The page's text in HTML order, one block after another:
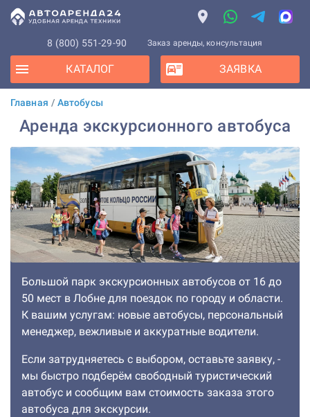
8 (800) 551-29-90 Заказ аренды, консультация
КАТАЛОГ ЗАЯВКА
Главная / Автобусы
Аренда экскурсионного автобуса
Большой парк экскурсионных автобусов от 16 до
50 мест в Лобне для поездок по городу и области.
К вашим услугам: новые автобусы, персональный
менеджер, вежливые и аккуратные водители.
Если затрудняетесь с выбором, оставьте заявку, -
мы быстро подберём свободный туристический
автобус и сообщим вам стоимость заказа этого
автобуса для экскурсии.